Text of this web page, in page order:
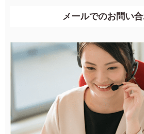
メールでのお問い